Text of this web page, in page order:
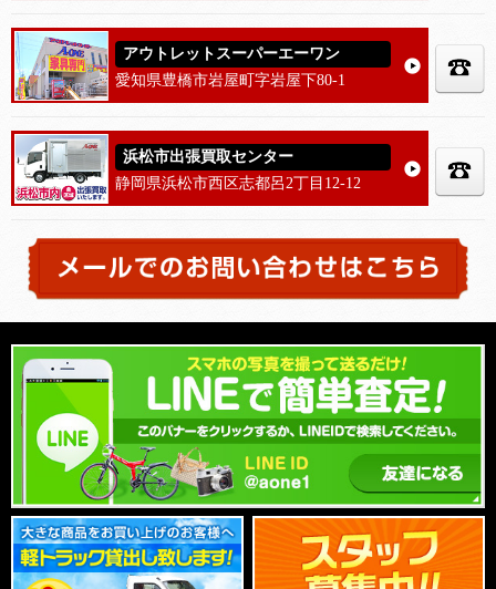
アウトレットスーパーエーワン
愛知県豊橋市岩屋町字岩屋下80-1
浜松市出張買取センター
静岡県浜松市西区志都呂2丁目12-12